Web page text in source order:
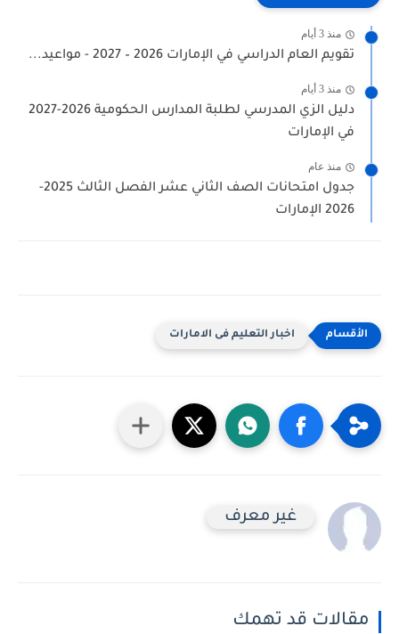
منذ 3 أيام
تقويم العام الدراسي في الإمارات 2026 – 2027 - مواعيد...
منذ 3 أيام
دليل الزي المدرسي لطلبة المدارس الحكومية 2026-2027
في الإمارات
منذ عام
جدول امتحانات الصف الثاني عشر الفصل الثالث 2025-
2026 الإمارات
اخبار التعليم فى الامارات
غير معرف
مقالات قد تهمك